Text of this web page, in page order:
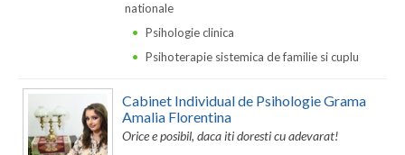
Gorj
Harghita
nationale
Psihologie clinica
Psihoterapie sistemica de familie si cuplu
Cabinet Individual de Psihologie Grama
Amalia Florentina
Orice e posibil, daca iti doresti cu adevarat!